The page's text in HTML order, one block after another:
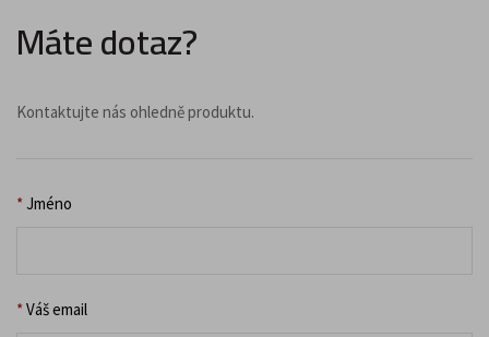
Máte dotaz?
Kontaktujte nás ohledně produktu.
*Jméno
*Váš email